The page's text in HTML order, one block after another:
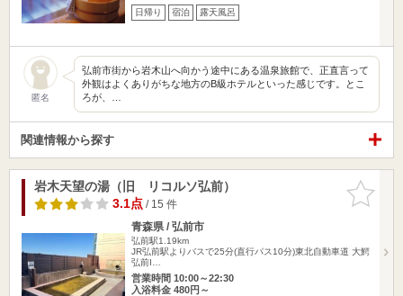
日帰り 宿泊 露天風呂
匿名
弘前市街から岩木山へ向かう途中にある温泉旅館で、正直言って
外観はよくありがちな地方のB級ホテルといった感じです。とこ
ろが、…
関連情報から探す
お気に入
りに追加
岩木天望の湯（旧 リコルソ弘前）
3.1点/ 15 件
青森県 / 弘前市
弘前駅1.19km
JR弘前駅よりバスで25分(直行パス10分)東北自動車道 大鰐
弘前I…
営業時間 10:00～22:30
入浴料金 480円～